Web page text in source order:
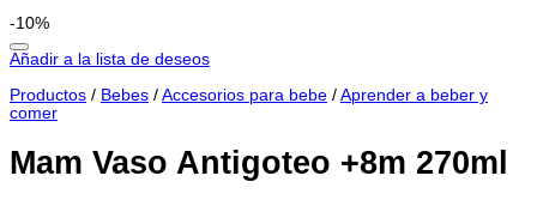
-10%
Añadir a la lista de deseos
Productos / Bebes / Accesorios para bebe / Aprender a beber y
comer
Mam Vaso Antigoteo +8m 270ml